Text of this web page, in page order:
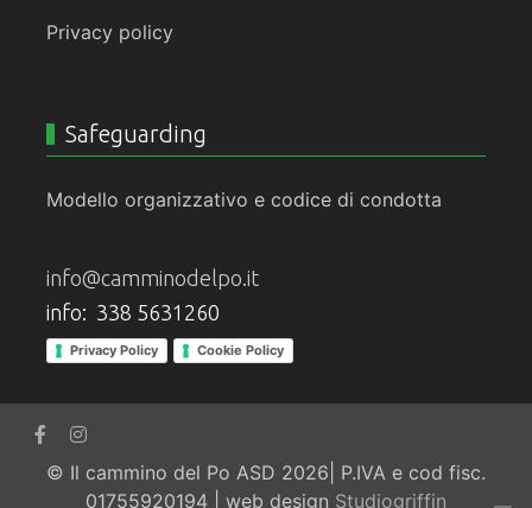
Privacy policy
Safeguarding
Modello organizzativo e codice di condotta
info@camminodelpo.it
info: 338 5631260
Privacy Policy Cookie Policy
© Il cammino del Po ASD 2026| P.IVA e cod fisc.
01755920194 | web design Studiogriffin